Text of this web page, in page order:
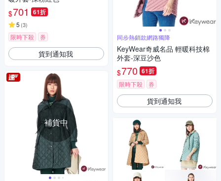
$701 61折
5 (3)
限時下殺 券
貨到通知我
補貨中
同步熱銷款網路獨降
KeyWear奇威名品 輕暖科技棉
外套-深豆沙色
$770 61折
限時下殺 券
貨到通知我